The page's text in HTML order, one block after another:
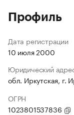
Профиль
Дата регистрации
10 июля 2000
Юридический
обл. Иркутская, г.
ОГРН
1023801537836